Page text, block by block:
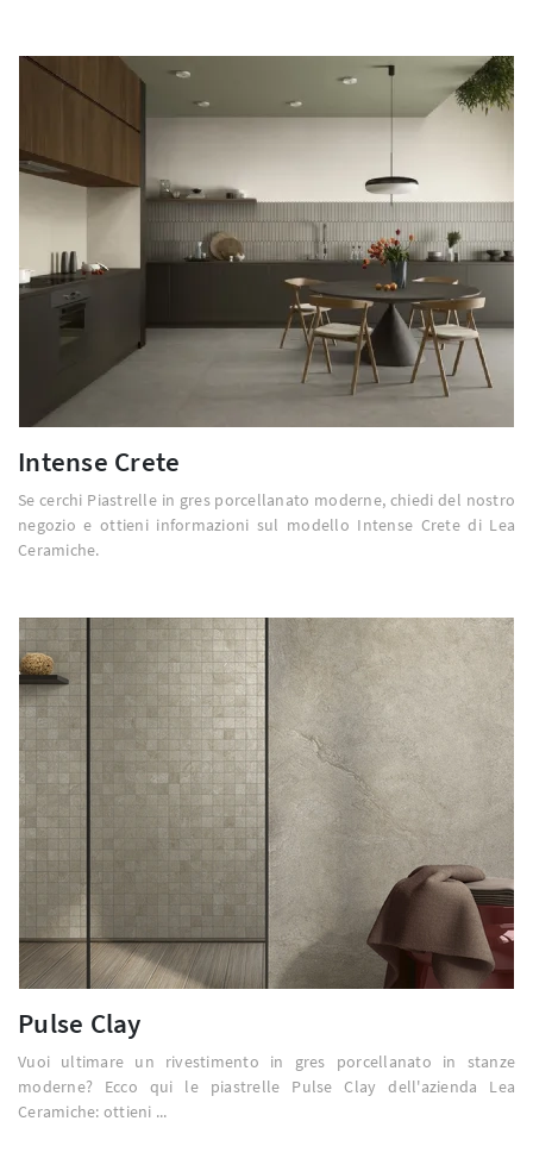
Intense Crete
Se cerchi Piastrelle in gres porcellanato moderne, chiedi del nostro
negozio e ottieni informazioni sul modello Intense Crete di Lea
Ceramiche.
Pulse Clay
Vuoi ultimare un rivestimento in gres porcellanato in stanze
moderne? Ecco qui le piastrelle Pulse Clay dell'azienda Lea
Ceramiche: ottieni ...